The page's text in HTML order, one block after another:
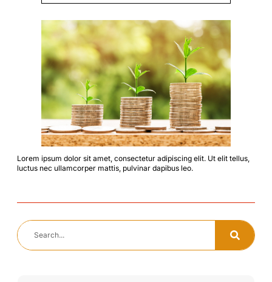
Lorem ipsum dolor sit amet, consectetur adipiscing elit. Ut elit tellus,
luctus nec ullamcorper mattis, pulvinar dapibus leo.